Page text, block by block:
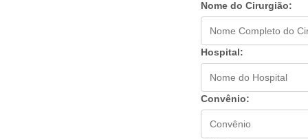
Nome do Cirurgião:
Hospital:
Convênio: